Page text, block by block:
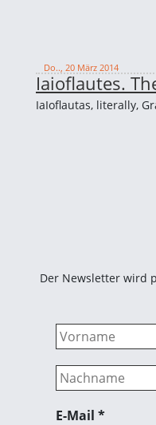
Do.., 20 März 2014
Iaioflautes.
IaIoflautas, literally,
Der Newsletter wird
E-Mail *